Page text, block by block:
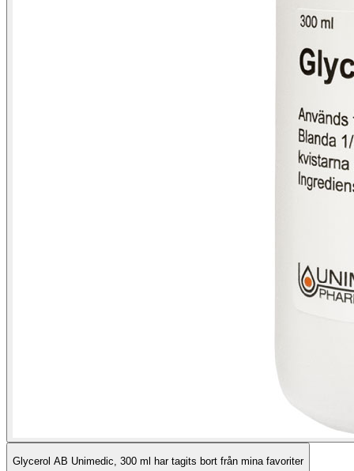
Glycerol AB Unimedic, 300 ml har tagits bort från mina favoriter